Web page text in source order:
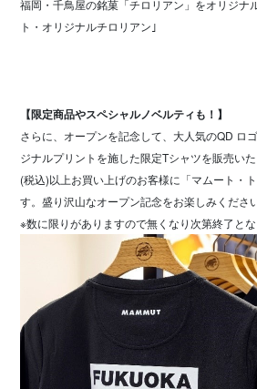
福岡・千鳥屋の銘菓「チロリアン」をオリジナ
ト・オリジナルチロリアン｣
【限定商品やスペシャルノベルティも！】
さらに、オープンを記念して、大人気のQD ロ
ジナルプリントを施した限定Tシャツを販売い
(税込)以上お買い上げのお客様に「マムート・
す。盛り沢山なオープン記念をお楽しみください
※数に限りがありますので無くなり次第終了とな